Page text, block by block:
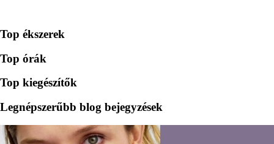
Top ékszerek
Top órák
Top kiegészítők
Legnépszerűbb blog bejegyzések